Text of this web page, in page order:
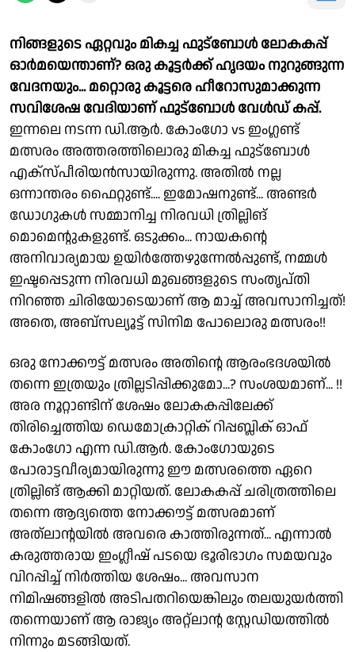
നിങ്ങളുടെ ഏറ്റവും മികച്ച ഫുട്ബോൾ ലോകകപ്പ്
ഓർമയെന്താണ്? ഒരു കൂട്ടർക്ക് ഹൃദയം നുറുങ്ങുന്ന
വേദനയും... മറ്റൊരു കൂട്ടരെ ഹീറോസുമാക്കുന്ന
സവിശേഷ വേദിയാണ് ഫുട്ബോൾ വേൾഡ് കപ്പ്.
ഇന്നലെ നടന്ന ഡി.ആർ. കോംഗോ vs ഇംഗ്ലണ്ട്
മത്സരം അത്തരത്തിലൊരു മികച്ച ഫുട്ബോൾ
എക്സ്‌പീരിയൻസായിരുന്നു. അതിൽ നല്ല
ഒന്നാന്തരം ഫൈറ്റുണ്ട്.... ഇമോഷനുണ്ട്... അണ്ടർ
ഡോഗുകൾ സമ്മാനിച്ച നിരവധി ത്രില്ലിങ്
മൊമെൻ്റുകളുണ്ട്. ഒടുക്കം... നായകൻ്റെ
അനിവാര്യമായ ഉയിർത്തേഴുന്നേൽപ്പുണ്ട്, നമ്മൾ
ഇഷ്ടപ്പെടുന്ന നിരവധി മുഖങ്ങളുടെ സംതൃപ്തി
നിറഞ്ഞ ചിരിയോടെയാണ് ആ മാച്ച് അവസാനിച്ചത്!
അതെ, അബ്സല്യൂട്ട് സിനിമ പോലൊരു മത്സരം!!
ഒരു നോക്കൗട്ട് മത്സരം അതിൻ്റെ ആരംഭദശയിൽ
തന്നെ ഇത്രയും ത്രില്ലടിപ്പിക്കുമോ...? സംശയമാണ്... !!
അര നൂറ്റാണ്ടിന് ശേഷം ലോകകപ്പിലേക്ക്
തിരിച്ചെത്തിയ ഡെമോക്രാറ്റിക് റിപ്പബ്ലിക് ഓഫ്
കോംഗോ എന്ന ഡി.ആർ. കോംഗോയുടെ
പോരാട്ടവീര്യമായിരുന്നു ഈ മത്സരത്തെ ഏറെ
ത്രില്ലിങ് ആക്കി മാറ്റിയത്. ലോകകപ്പ് ചരിത്രത്തിലെ
തന്നെ ആദ്യത്തെ നോക്കൗട്ട് മത്സരമാണ്
അത്ലാൻ്റയിൽ അവരെ കാത്തിരുന്നത്... എന്നാൽ
കരുത്തരായ ഇംഗ്ലീഷ് പടയെ ഭൂരിഭാഗം സമയവും
വിറപ്പിച്ച് നിർത്തിയ ശേഷം... അവസാന
നിമിഷങ്ങളിൽ അടിപതറിയെങ്കിലും തലയുയർത്തി
തന്നെയാണ് ആ രാജ്യം അറ്റ്‌ലാൻ്റ സ്റ്റേഡിയത്തിൽ
നിന്നും മടങ്ങിയത്.